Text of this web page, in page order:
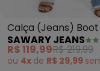
Calça (Jeans)
com Bolsos e
Sawary
SAWARY JEANS
R$ 119,99R$ 219,99
ou 4x de R$ 29,99